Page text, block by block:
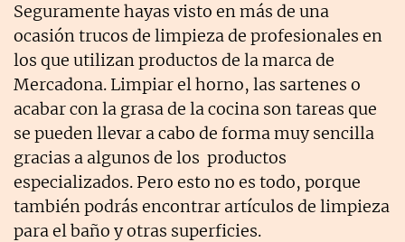
Seguramente hayas visto en más de una
ocasión trucos de limpieza de profesionales en
los que utilizan productos de la marca de
Mercadona. Limpiar el horno, las sartenes o
acabar con la grasa de la cocina son tareas que
se pueden llevar a cabo de forma muy sencilla
gracias a algunos de los productos
especializados. Pero esto no es todo, porque
también podrás encontrar artículos de limpieza
para el baño y otras superficies.